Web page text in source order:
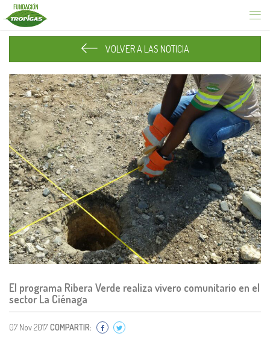
VOLVER A LAS NOTICIA
El programa Ribera Verde realiza vivero comunitario en el
sector La Ciénaga
07 Nov 2017 COMPARTIR: